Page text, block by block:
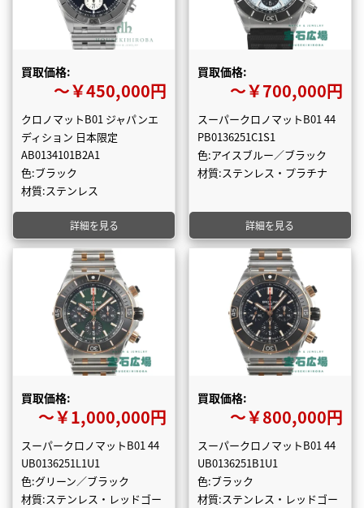
買取価格:
〜￥450,000円
クロノマットB01 ジャパンエ
ディション 日本限定
AB0134101B2A1
色:ブラック
材質:ステンレス
詳細を見る
買取価格:
〜￥700,000円
スーパークロノマットB01 44
PB0136251C1S1
色:アイスブルー／ブラック
材質:ステンレス・プラチナ
詳細を見る
買取価格:
〜￥1,000,000円
スーパークロノマットB01 44
UB0136251L1U1
色:グリーン／ブラック
材質:ステンレス・レッドゴー
買取価格:
〜￥800,000円
スーパークロノマットB01 44
UB0136251B1U1
色:ブラック
材質:ステンレス・レッドゴー